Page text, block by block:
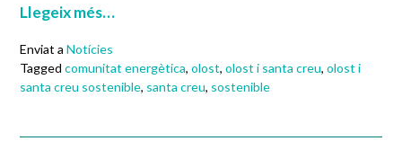
Llegeix més…
Enviat a Notícies
Tagged comunitat energètica, olost, olost i santa creu, olost i
santa creu sostenible, santa creu, sostenible